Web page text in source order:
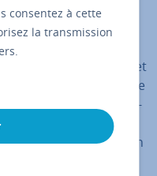
utilisé pour la
des systèmes de
d’installer et de
et
en nombre
ce qui fait la par­ti­cu­la­
par les ad­mi­nis­tra­
de cet outil de gestion
consentez à cette
la transmission